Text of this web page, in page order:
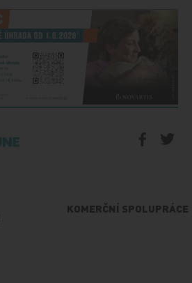
KOMERČNÍ SPOLUPRÁCE